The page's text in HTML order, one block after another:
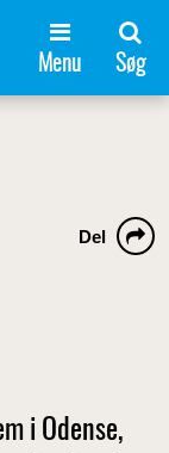
Menu Søg
Del
i Odense,